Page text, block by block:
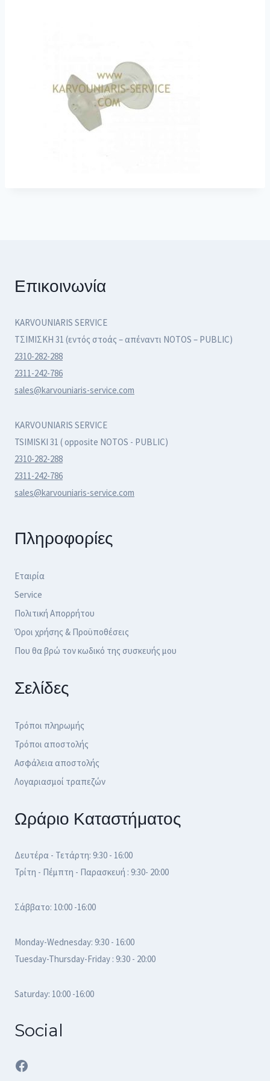
Επικοινωνία
KARVOUNIARIS SERVICE
ΤΣΙΜΙΣΚΗ 31 (εντός στοάς – απέναντι NOTOS – PUBLIC)
2310-282-288
2311-242-786
sales@karvouniaris-service.com
KARVOUNIARIS SERVICE
TSIMISKI 31 ( opposite NOTOS - PUBLIC)
2310-282-288
2311-242-786
sales@karvouniaris-service.com
Πληροφορίες
Εταιρία
Service
Πολιτική Απορρήτου
Όροι χρήσης & Προϋποθέσεις
Που θα βρώ τον κωδικό της συσκευής μου
Σελίδες
Τρόποι πληρωμής
Τρόποι αποστολής
Ασφάλεια αποστολής
Λογαριασμοί τραπεζών
Ωράριο Καταστήματος
Δευτέρα - Τετάρτη: 9:30 - 16:00
Τρίτη - Πέμπτη - Παρασκευή : 9:30- 20:00
Σάββατο: 10:00 -16:00
Monday-Wednesday: 9:30 - 16:00
Tuesday-Thursday-Friday : 9:30 - 20:00
Saturday: 10:00 -16:00
Social
Facebook